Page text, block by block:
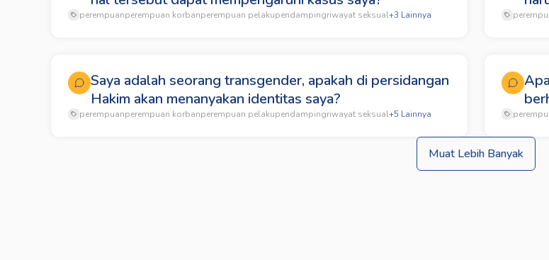
perempuanperempuan korbanperempuan pelakupendampingriwayat seksual+3 Lainnya
Saya adalah seorang transgender, apakah di persidangan
Hakim akan menanyakan identitas saya?
perempuanperempuan korbanperempuan pelakupendampingriwayat seksual+5 Lainnya
Muat Lebih Banyak